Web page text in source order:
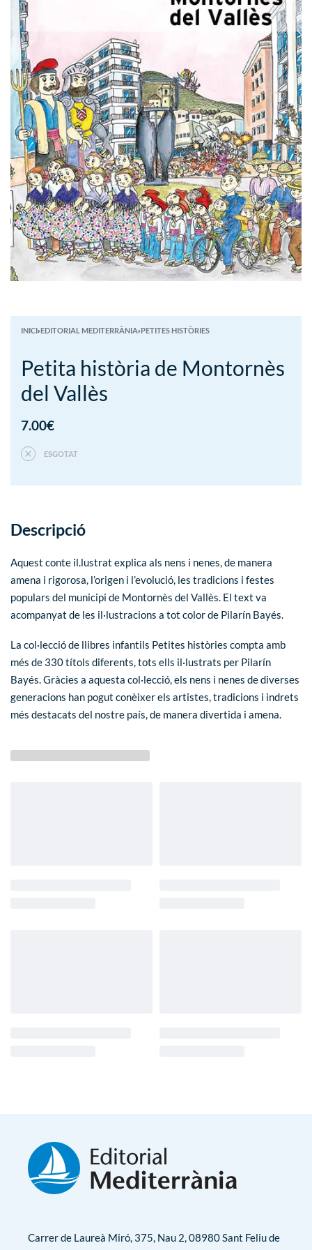
INICI›EDITORIAL MEDITERRÀNIA›PETITES HISTÒRIES
Petita història de Montornès
del Vallès
7.00€
ESGOTAT
Descripció
Aquest conte il.lustrat explica als nens i nenes, de manera
amena i rigorosa, l’origen i l’evolució, les tradicions i festes
populars del municipi de Montornès del Vallès. El text va
acompanyat de les il·lustracions a tot color de Pilarín Bayés.
La col·lecció de llibres infantils Petites històries compta amb
més de 330 títols diferents, tots ells il·lustrats per Pilarín
Bayés. Gràcies a aquesta col·lecció, els nens i nenes de diverses
generacions han pogut conèixer els artistes, tradicions i indrets
més destacats del nostre país, de manera divertida i amena.
Carrer de Laureà Miró, 375, Nau 2, 08980 Sant Feliu de